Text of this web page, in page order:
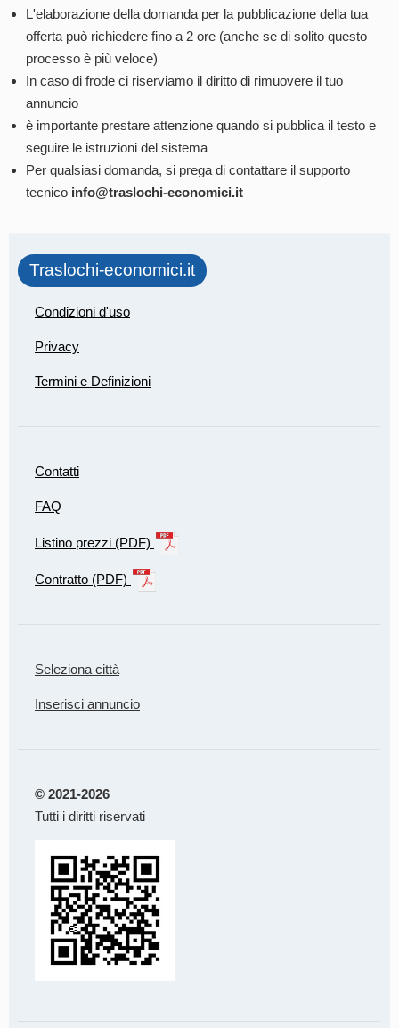
L'elaborazione della domanda per la pubblicazione della tua
offerta può richiedere fino a 2 ore (anche se di solito questo
processo è più veloce)
In caso di frode ci riserviamo il diritto di rimuovere il tuo
annuncio
è importante prestare attenzione quando si pubblica il testo e
seguire le istruzioni del sistema
Per qualsiasi domanda, si prega di contattare il supporto
tecnico info@traslochi-economici.it
Traslochi-economici.it
Condizioni d'uso
Privacy
Termini e Definizioni
Contatti
FAQ
Listino prezzi (PDF)
Contratto (PDF)
Seleziona città
Inserisci annuncio
© 2021-2026
Tutti i diritti riservati